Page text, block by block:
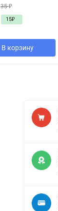
35₽
15₽
В корзину